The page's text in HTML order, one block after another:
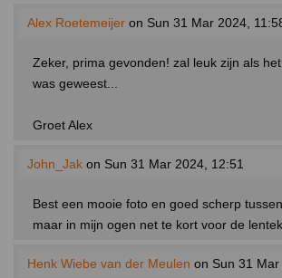
Alex Roetemeijer on Sun 31 Mar 2024,
Zeker, prima gevonden! zal leuk zijn als
was geweest...
Groet Alex
John_Jak on Sun 31 Mar 2024, 12:51
Best een mooie foto en goed scherp
maar in mijn ogen net te kort voor de
Henk Wiebe van der Meulen on Sun 31